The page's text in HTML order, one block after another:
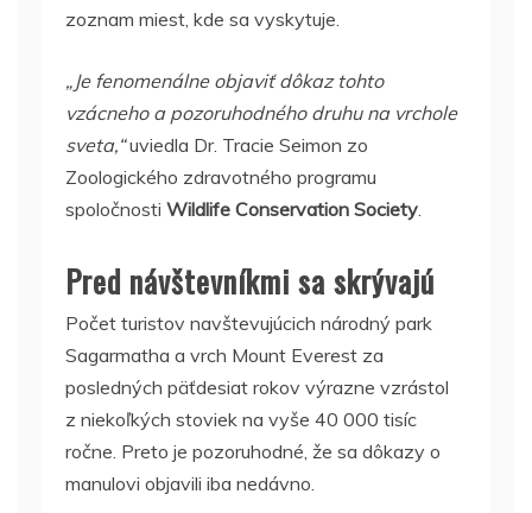
zoznam miest, kde sa vyskytuje.
„Je fenomenálne objaviť dôkaz tohto
vzácneho a pozoruhodného druhu na vrchole
sveta,“uviedla Dr. Tracie Seimon zo
Zoologického zdravotného programu
spoločnosti Wildlife Conservation Society.
Pred návštevníkmi sa skrývajú
Počet turistov navštevujúcich národný park
Sagarmatha a vrch Mount Everest za
posledných päťdesiat rokov výrazne vzrástol
z niekoľkých stoviek na vyše 40 000 tisíc
ročne. Preto je pozoruhodné, že sa dôkazy o
manulovi objavili iba nedávno.